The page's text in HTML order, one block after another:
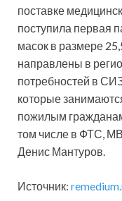
поставке
поступила первая
масок в размере
направлены в
потребностей в
которые
пожилым
том числе в ФТС,
Денис Мантуров.
Источник: